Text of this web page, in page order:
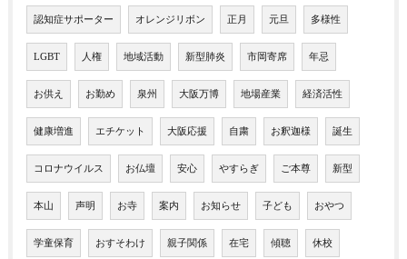
認知症サポーター オレンジリボン 正月 元旦 多様性
LGBT 人権 地域活動 新型肺炎 市岡寄席 年忌
お供え お勤め 泉州 大阪万博 地場産業 経済活性
健康増進 エチケット 大阪応援 自粛 お釈迦様 誕生
コロナウイルス お仏壇 安心 やすらぎ ご本尊 新型
本山 声明 お寺 案内 お知らせ 子ども おやつ
学童保育 おすそわけ 親子関係 在宅 傾聴 休校